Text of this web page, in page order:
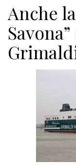
RICERCA
ECONOMIA
TURISMO
EDITORIALI
Anche